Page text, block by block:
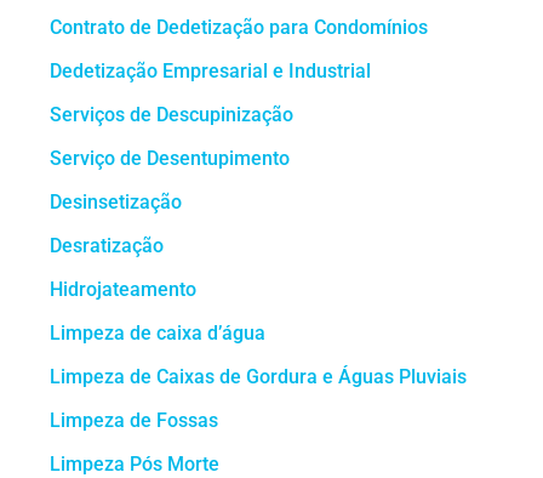
Contrato de Dedetização para Condomínios
Dedetização Empresarial e Industrial
Serviços de Descupinização
Serviço de Desentupimento
Desinsetização
Desratização
Hidrojateamento
Limpeza de caixa d’água
Limpeza de Caixas de Gordura e Águas Pluviais
Limpeza de Fossas
Limpeza Pós Morte